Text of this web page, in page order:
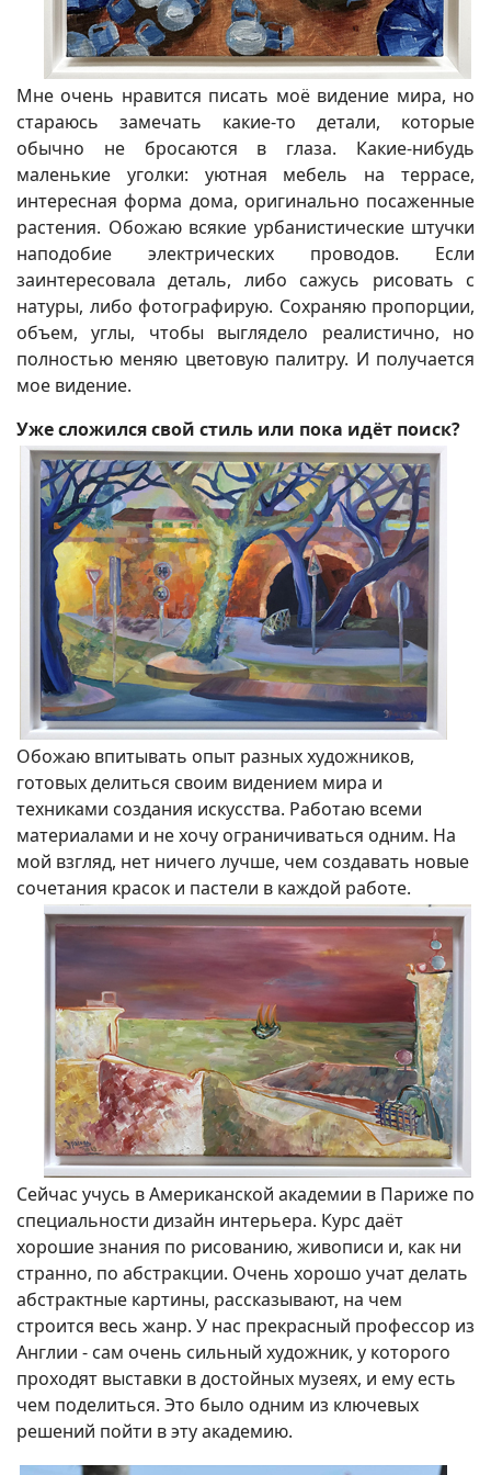
Мне очень нравится писать моё видение мира, но
стараюсь замечать какие-то детали, которые
обычно не бросаются в глаза. Какие-нибудь
маленькие уголки: уютная мебель на террасе,
интересная форма дома, оригинально посаженные
растения. Обожаю всякие урбанистические штучки
наподобие электрических проводов. Если
заинтересовала деталь, либо сажусь рисовать с
натуры, либо фотографирую. Сохраняю пропорции,
объем, углы, чтобы выглядело реалистично, но
полностью меняю цветовую палитру. И получается
мое видение.
Уже сложился свой стиль или пока идёт поиск?
Обожаю впитывать опыт разных художников,
готовых делиться своим видением мира и
техниками создания искусства. Работаю всеми
материалами и не хочу ограничиваться одним. На
мой взгляд, нет ничего лучше, чем создавать новые
сочетания красок и пастели в каждой работе.
Сейчас учусь в Американской академии в Париже по
специальности дизайн интерьера. Курс даёт
хорошие знания по рисованию, живописи и, как ни
странно, по абстракции. Очень хорошо учат делать
абстрактные картины, рассказывают, на чем
строится весь жанр. У нас прекрасный профессор из
Англии - сам очень сильный художник, у которого
проходят выставки в достойных музеях, и ему есть
чем поделиться. Это было одним из ключевых
решений пойти в эту академию.